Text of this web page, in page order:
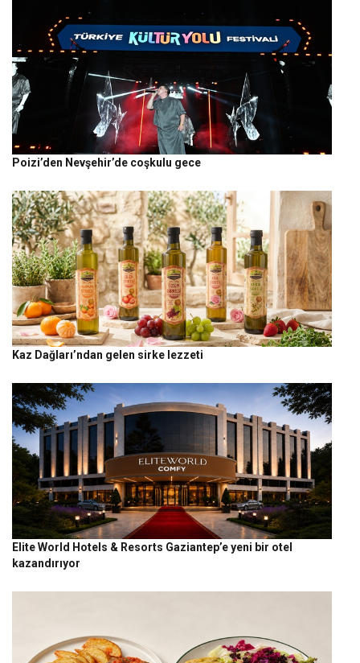
Poizi’den Nevşehir’de coşkulu gece
Kaz Dağları’ndan gelen sirke lezzeti
Elite World Hotels & Resorts Gaziantep’e yeni bir otel
kazandırıyor